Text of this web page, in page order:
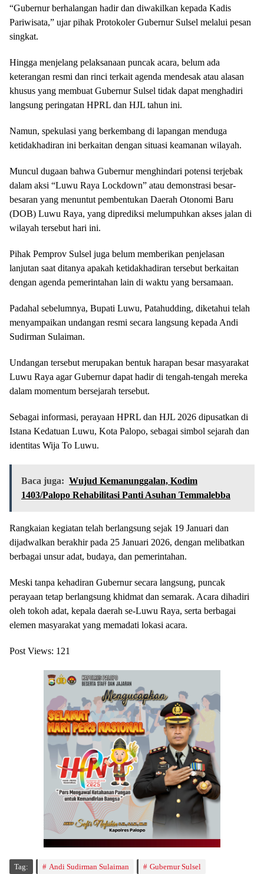
“Gubernur berhalangan hadir dan diwakilkan kepada Kadis
Pariwisata,” ujar pihak Protokoler Gubernur Sulsel melalui pesan
singkat.
Hingga menjelang pelaksanaan puncak acara, belum ada
keterangan resmi dan rinci terkait agenda mendesak atau alasan
khusus yang membuat Gubernur Sulsel tidak dapat menghadiri
langsung peringatan HPRL dan HJL tahun ini.
Namun, spekulasi yang berkembang di lapangan menduga
ketidakhadiran ini berkaitan dengan situasi keamanan wilayah.
Muncul dugaan bahwa Gubernur menghindari potensi terjebak
dalam aksi “Luwu Raya Lockdown” atau demonstrasi besar-
besaran yang menuntut pembentukan Daerah Otonomi Baru
(DOB) Luwu Raya, yang diprediksi melumpuhkan akses jalan di
wilayah tersebut hari ini.
Pihak Pemprov Sulsel juga belum memberikan penjelasan
lanjutan saat ditanya apakah ketidakhadiran tersebut berkaitan
dengan agenda pemerintahan lain di waktu yang bersamaan.
Padahal sebelumnya, Bupati Luwu, Patahudding, diketahui telah
menyampaikan undangan resmi secara langsung kepada Andi
Sudirman Sulaiman.
Undangan tersebut merupakan bentuk harapan besar masyarakat
Luwu Raya agar Gubernur dapat hadir di tengah-tengah mereka
dalam momentum bersejarah tersebut.
Sebagai informasi, perayaan HPRL dan HJL 2026 dipusatkan di
Istana Kedatuan Luwu, Kota Palopo, sebagai simbol sejarah dan
identitas Wija To Luwu.
Baca juga: Wujud Kemanunggalan, Kodim
1403/Palopo Rehabilitasi Panti Asuhan Temmalebba
Rangkaian kegiatan telah berlangsung sejak 19 Januari dan
dijadwalkan berakhir pada 25 Januari 2026, dengan melibatkan
berbagai unsur adat, budaya, dan pemerintahan.
Meski tanpa kehadiran Gubernur secara langsung, puncak
perayaan tetap berlangsung khidmat dan semarak. Acara dihadiri
oleh tokoh adat, kepala daerah se-Luwu Raya, serta berbagai
elemen masyarakat yang memadati lokasi acara.
Post Views: 121
Tag: Andi Sudirman Sulaiman Gubernur Sulsel